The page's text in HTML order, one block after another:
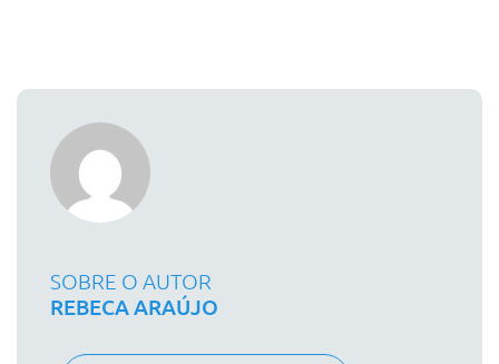
SOBRE O AUTOR
REBECA ARAÚJO